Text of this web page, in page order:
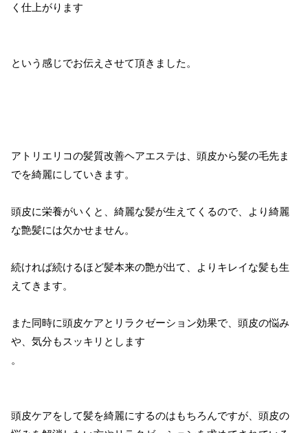
く仕上がります
という感じでお伝えさせて頂きました。
アトリエリコの髪質改善ヘアエステは、頭皮から髪の毛先ま
でを綺麗にしていきます。
頭皮に栄養がいくと、綺麗な髪が生えてくるので、より綺麗
な艶髪には欠かせません。
続ければ続けるほど髪本来の艶が出て、よりキレイな髪も生
えてきます。
また同時に頭皮ケアとリラクゼーション効果で、頭皮の悩み
や、気分もスッキリとします
。
頭皮ケアをして髪を綺麗にするのはもちろんですが、頭皮の